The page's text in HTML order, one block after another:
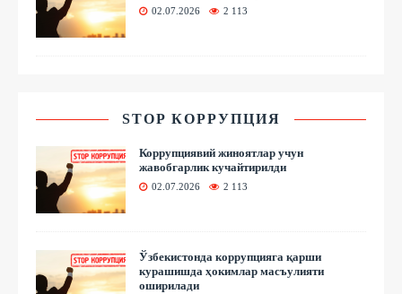
02.07.2026 2 113
STOP КОРРУПЦИЯ
Коррупциявий жиноятлар учун
жавобгарлик кучайтирилди
02.07.2026 2 113
Ўзбекистонда коррупцияга қарши
курашишда ҳокимлар масъулияти
оширилади